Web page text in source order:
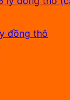
đồng thô